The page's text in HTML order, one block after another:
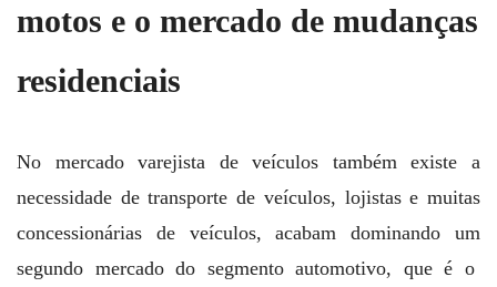
motos e o mercado de mudanças
residenciais
No mercado varejista de veículos também existe a
necessidade de transporte de veículos, lojistas e muitas
concessionárias de veículos, acabam dominando um
segundo mercado do segmento automotivo, que é o